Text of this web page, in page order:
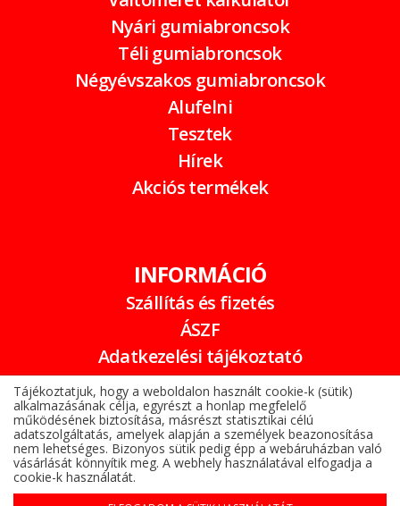
Nyári gumiabroncsok
Téli gumiabroncsok
Négyévszakos gumiabroncsok
Alufelni
Tesztek
Hírek
Akciós termékek
INFORMÁCIÓ
Szállítás és fizetés
ÁSZF
Adatkezelési tájékoztató
Garancia
Online elállási nyilatkozat
Tájékoztatjuk, hogy a weboldalon használt cookie-k (sütik)
alkalmazásának célja, egyrészt a honlap megfelelő
működésének biztosítása, másrészt statisztikai célú
adatszolgáltatás, amelyek alapján a személyek beazonosítása
nem lehetséges. Bizonyos sütik pedig épp a webáruházban való
vásárlását könnyítik meg. A webhely használatával elfogadja a
cookie-k használatát.